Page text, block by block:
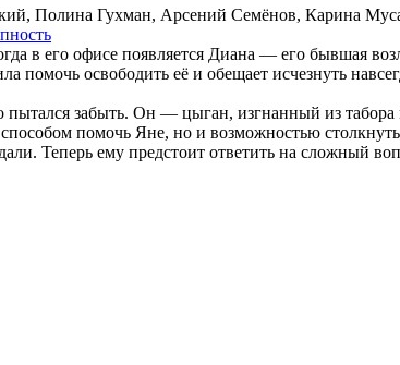
Полина Гухман, Арсений Семёнов, Карина
в его офисе появляется Диана — его бывшая
помочь освободить её и обещает исчезнуть
пытался забыть. Он — цыган, изгнанный из
помочь Яне, но и возможностью
Теперь ему предстоит ответить на сложный